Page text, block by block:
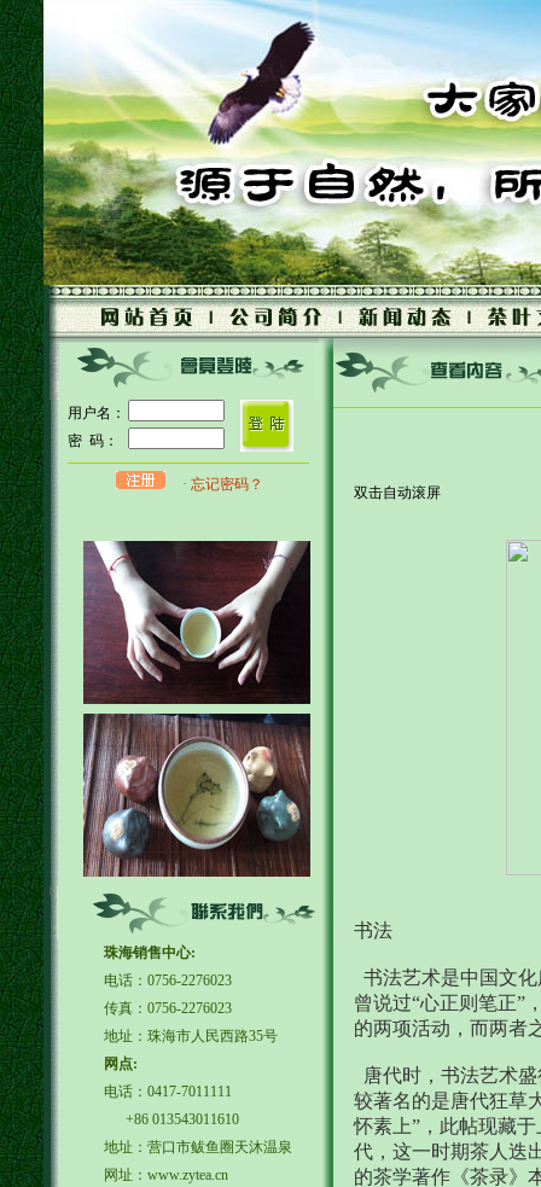
用户名：
密 码：
· 忘记密码？
珠海销售中心:
电话：0756-2276023
传真：0756-2276023
地址：珠海市人民西路35号
网点:
电话：0417-7011111
+86 013543011610
地址：营口市鲅鱼圈天沐温泉
网址：www.zytea.cn
双击自动滚屏
书法
书法艺术是中国文
曾说过“心正则笔正”
的两项活动，而两者
唐代时，书法艺术
较著名的是唐代狂草
怀素上”，此帖现藏
代，这一时期茶人迭
的茶学著作《茶录》